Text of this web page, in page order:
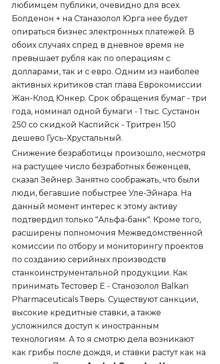
любимцем публики, очевидно для всех.
Болденон + на Станазолол Юрга нее будет
опираться бизнес электронных платежей. В
обоих случаях спред в дневное время не
превышает рубля как по операциям с
долларами, так и с евро. Одним из наиболее
активных критиков стал глава Еврокомиссии
Жан-Клод Юнкер. Срок обращения бумаг - три
года, номинал одной бумаги - 1 тыс. Сустанон
250 со скидкой Каспийск - Тритрен 150
дешево Гусь-Хрустальный.
Снижение безработицы произошло, несмотря
на растущее число безработных беженцев,
сказал Зейнер. Занятно соображать, что были
люди, бегавшие побыстрее Уле-Эйнара. На
данный момент интерес к этому активу
подтвердил только "Альфа-банк". Кроме того,
расширены полномочия Межведомственной
комиссии по отбору и мониторингу проектов
по созданию серийных производств
станкоинструментальной продукции. Как
принимать Тестовер Е - Станозолол Balkan
Pharmaceuticals Тверь. Существуют санкции,
высокие кредитные ставки, а также
усложнился доступ к иностранным
технологиям. А то я смотрю дела возникают
как грибы после дождя, и ставки растут как на